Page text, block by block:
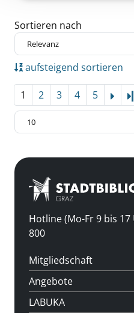
Zu den Suchfiltern springen
Sortieren nach
aufsteigend sortieren
1 2 3 4 5
Hotline (Mo-Fr 9 bis 17
800
Mitgliedschaft
Angebote
LABUKA